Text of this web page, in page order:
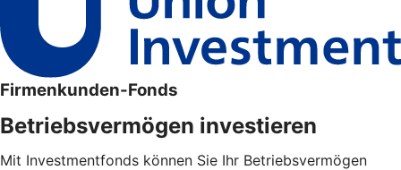
Firmenkunden-Fonds
Betriebsvermögen investieren
Mit Investmentfonds können Sie Ihr Betriebsvermögen